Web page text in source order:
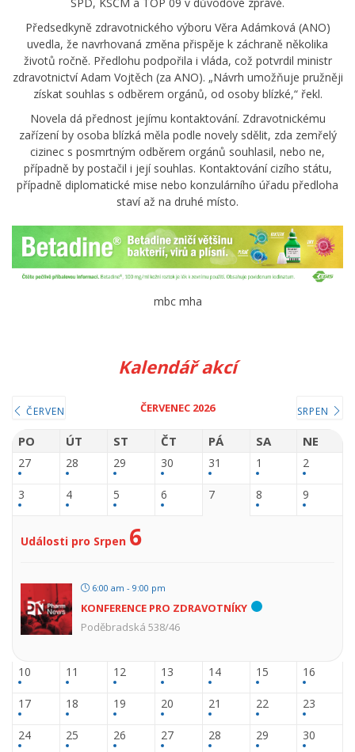
Předsedkyně zdravotnického výboru Věra Adámková (ANO)
uvedla, že navrhovaná změna přispěje k záchraně několika
životů ročně. Předlohu podpořila i vláda, což potvrdil ministr
zdravotnictví Adam Vojtěch (za ANO). „Návrh umožňuje pružněji
získat souhlas s odběrem orgánů, od osoby blízké,“ řekl.
Novela dá přednost jejímu kontaktování. Zdravotnickému
zařízení by osoba blízká měla podle novely sdělit, zda zemřelý
cizinec s posmrtným odběrem orgánů souhlasil, nebo ne,
případně by postačil i její souhlas. Kontaktování cizího státu,
případně diplomatické mise nebo konzulárního úřadu předloha
staví až na druhé místo.
mbc mha
Kalendář akcí
ČERVEN ČERVENEC 2026 SRPEN
PO ÚT ST ČT PÁ SA NE
27 28 29 30 31 1 2
3 4 5 6 7 8 9
Události pro Srpen 6
6:00 am - 9:00 pm
KONFERENCE PRO ZDRAVOTNÍKY
Poděbradská 538/46
10 11 12 13 14 15 16
17 18 19 20 21 22 23
24 25 26 27 28 29 30